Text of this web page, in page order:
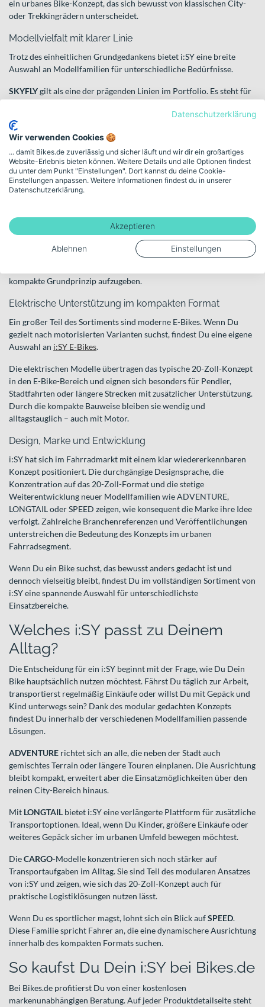
ein urbanes Bike-Konzept, das sich bewusst von klassischen City-
oder Trekkingrädern unterscheidet.
Modellvielfalt mit klarer Linie
Trotz des einheitlichen Grundgedankens bietet i:SY eine breite
Auswahl an Modellfamilien für unterschiedliche Bedürfnisse.
SKYFLYgilt als eine der prägenden Linien im Portfolio. Es steht für
vielseitiger Ausrichtung für den täglichen Einsatz.
MitKOMPAKTrichtet sich i:SY an alle, die maximale Wendigkeit
und einfache Handhabung im Stadtverkehr schätzen. Ideal, wenn
Du häufig durch enge Straßen navigierst oder Dein Bike
platzsparend abstellen möchtest.
PINION
wartungsarmes Antriebskonzept legen – besonders interessant für
Ganzjahresfahrer.
Für mehr Zuladung oder besondere Anforderungen bietetXXL
kompakte Grundprinzip aufzugeben.
Elektrische Unterstützung im kompakten Format
Ein großer Teil des Sortiments sind moderne E-Bikes. Wenn Du
gezielt nach motorisierten Varianten suchst, findest Du eine eigene
Auswahl an i:SY E-Bikes.
Die elektrischen Modelle übertragen das typische 20-Zoll-Konzept
in den E-Bike-Bereich und eignen sich besonders für Pendler,
Stadtfahrten oder längere Strecken mit zusätzlicher Unterstützung.
Durch die kompakte Bauweise bleiben sie wendig und
alltagstauglich – auch mit Motor.
Design, Marke und Entwicklung
i:SY hat sich im Fahrradmarkt mit einem klar wiedererkennbaren
Konzept positioniert. Die durchgängige Designsprache, die
Konzentration auf das 20-Zoll-Format und die stetige
Weiterentwicklung neuer Modellfamilien wie ADVENTURE,
LONGTAIL oder SPEED zeigen, wie konsequent die Marke ihre Idee
verfolgt. Zahlreiche Branchenreferenzen und Veröffentlichungen
unterstreichen die Bedeutung des Konzepts im urbanen
Fahrradsegment.
Wenn Du ein Bike suchst, das bewusst anders gedacht ist und
dennoch vielseitig bleibt, findest Du im vollständigen Sortiment von
i:SY eine spannende Auswahl für unterschiedlichste
Einsatzbereiche.
Welches i:SY passt zu Deinem
Alltag?
Die Entscheidung für ein i:SY beginnt mit der Frage, wie Du Dein
Bike hauptsächlich nutzen möchtest. Fährst Du täglich zur Arbeit,
transportierst regelmäßig Einkäufe oder willst Du mit Gepäck und
Kind unterwegs sein? Dank des modular gedachten Konzepts
findest Du innerhalb der verschiedenen Modellfamilien passende
Lösungen.
ADVENTURE richtet sich an alle, die neben der Stadt auch
gemischtes Terrain oder längere Touren einplanen. Die Ausrichtung
bleibt kompakt, erweitert aber die Einsatzmöglichkeiten über den
reinen City-Bereich hinaus.
Mit LONGTAIL bietet i:SY eine verlängerte Plattform für zusätzliche
Transportoptionen. Ideal, wenn Du Kinder, größere Einkäufe oder
weiteres Gepäck sicher im urbanen Umfeld bewegen möchtest.
DieCARGO-Modelle konzentrieren sich noch stärker auf
Transportaufgaben im Alltag. Sie sind Teil des modularen Ansatzes
von i:SY und zeigen, wie sich das 20-Zoll-Konzept auch für
praktische Logistiklösungen nutzen lässt.
Wenn Du es sportlicher magst, lohnt sich ein Blick aufSPEED.
Diese Familie spricht Fahrer an, die eine dynamischere Ausrichtung
innerhalb des kompakten Formats suchen.
So kaufst Du Dein i:SY bei Bikes.de
Bei Bikes.de profitierst Du von einer kostenlosen
markenunabhängigen Beratung. Auf jeder Produktdetailseite steht
Datenschutzerklärung
Wir verwenden Cookies 🍪
... damit Bikes.de zuverlässig und sicher läuft und wir dir ein großartiges
Website-Erlebnis bieten können. Weitere Details und alle Optionen findest
du unter dem Punkt "Einstellungen". Dort kannst du deine Cookie-
Einstellungen anpassen. Weitere Informationen findest du in unserer
Datenschutzerklärung.
Akzeptieren
Ablehnen Einstellungen